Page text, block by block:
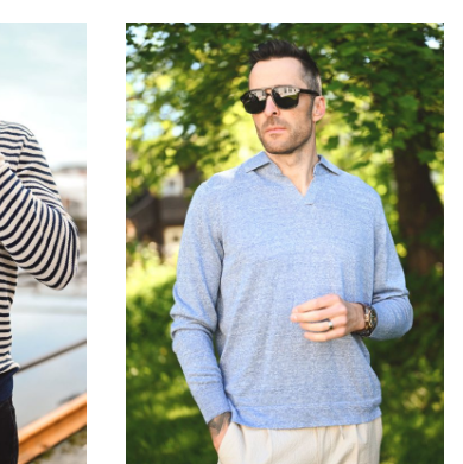
KR1
500.00.
KR750.00.